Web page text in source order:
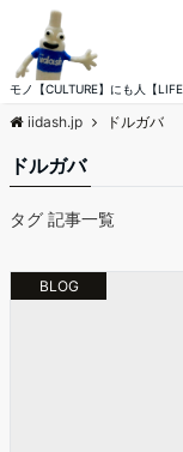
モノ【CULTURE】にも人【
iidash.jp ドルガバ
ドルガバ
タグ 記事一覧
BLOG